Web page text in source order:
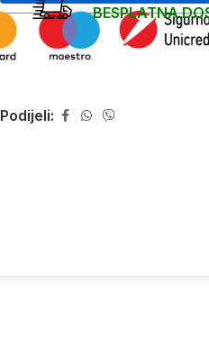
BESPLATNA
Podijeli: